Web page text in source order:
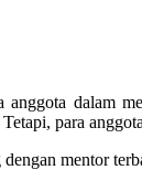
dalam
para
mentor